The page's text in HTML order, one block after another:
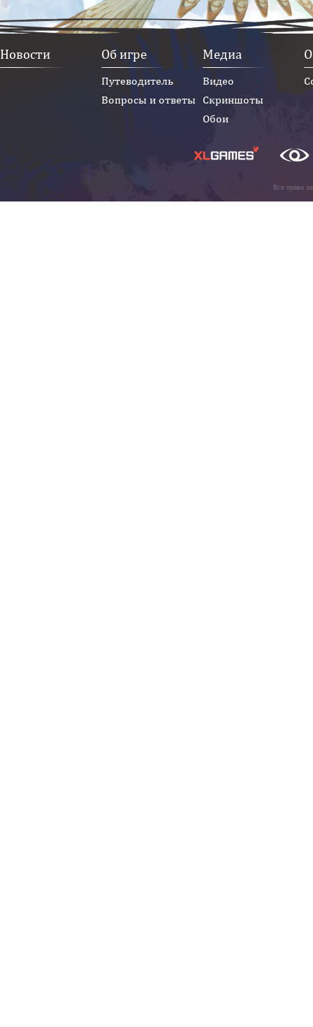
Новости Об игре
Путеводитель
Вопросы и ответы
Медиа
Видео
Скриншоты
Обои
Все права